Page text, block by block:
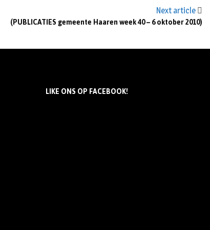
Next article
(PUBLICATIES gemeente Haaren week 40 – 6 oktober 2010)
LIKE ONS OP FACEBOOK!